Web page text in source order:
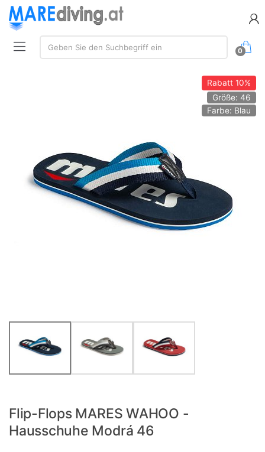
Suchen:
Geben Sie den Suchbegriff ein
0
Rabatt10%
Größe: 46
Farbe: Blau
Flip-Flops MARES WAHOO -
Hausschuhe Modrá 46